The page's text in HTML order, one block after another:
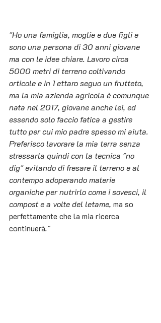
"Ho una famiglia, moglie e due figli e
sono una persona di 30 anni giovane
ma con le idee chiare. Lavoro circa
5000 metri di terreno coltivando
orticole e in 1 ettaro seguo un frutteto,
ma la mia azienda agricola è comunque
nata nel 2017, giovane anche lei, ed
essendo solo faccio fatica a gestire
tutto per cui mio padre spesso mi aiuta.
Preferisco lavorare la mia terra senza
stressarla quindi con la tecnica "no
dig" evitando di fresare il terreno e al
contempo adoperando materie
organiche per nutrirlo come i sovesci, il
compost e a volte del letame, ma so
perfettamente che la mia ricerca
continuerà."